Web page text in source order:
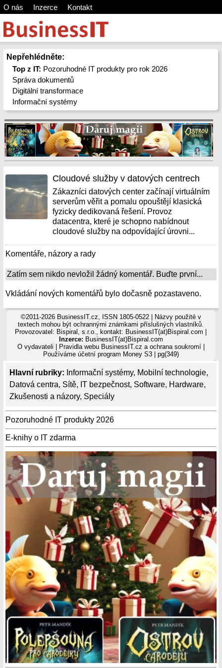
O nás Inzerce Kontakt
Nepřehlédněte:
Top z IT: Pozoruhodné IT produkty pro rok 2026
Správa dokumentů
Digitální transformace
Informační systémy
Hlavní rubriky: Informační systémy, Mobilní technologie,
Datová centra, Sítě, IT bezpečnost, Software, Hardware,
Zkušenosti a názory, Speciály
Pozoruhodné IT produkty 2026
E-knihy o IT zdarma
Cloudové služby v datových centrech
Zákazníci datových center začínají virtuálním
serverům věřit a pomalu opouštějí klasická
fyzicky dedikovaná řešení. Provoz
datacentra, které je schopno nabídnout
cloudové služby na odpovídající úrovni...
Komentáře, názory a rady
Zatím sem nikdo nevložil žádný komentář. Buďte první...
Vkládání nových komentářů bylo dočasně pozastaveno.
©2011-2026 BusinessIT.cz, ISSN 1805-0522 | Názvy použité v
textech mohou být ochrannými známkami příslušných vlastníků.
Provozovatel: Bispiral, s.r.o., kontakt: BusinessIT(at)Bispiral.com |
Inzerce: BusinessIT(at)Bispiral.com
O vydavateli
Pravidla webu BusinessIT.cz a ochrana soukromí|
Používáme účetní program Money S3| pg(349)